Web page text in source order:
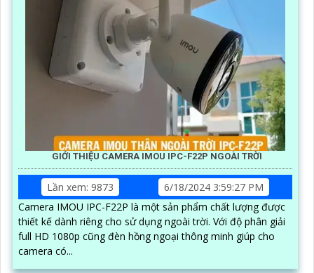
GIỚI THIỆU CAMERA IMOU IPC-F22P NGOÀI TRỜI
Lần xem: 9873
6/18/2024 3:59:27 PM
Camera IMOU IPC-F22P là một sản phẩm chất lượng được
thiết kế dành riêng cho sử dụng ngoài trời. Với độ phân giải
full HD 1080p cũng đèn hồng ngoại thông minh giúp cho
camera có...